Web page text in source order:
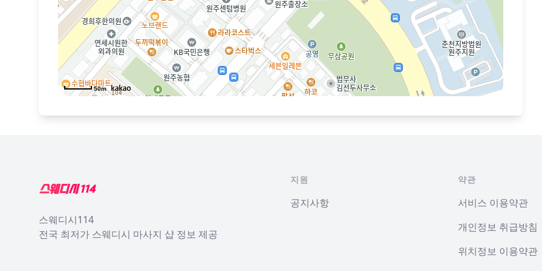
50m
스웨디시114
전국 최저가 스웨디시 마사지 샵 정보 제공
지원
공지사항
약관
서비스 이용약관
개인정보 취급방침
위치정보 이용약관